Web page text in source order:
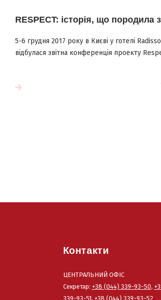
RESPECT: історія, що породила
5-6 грудня 2017 року в Києві у готелі
відбулася звітна конференція проекту
Контакти
ЦЕНТРАЛЬНИЙ ОФІС
Секретар: +38 (044) 339-93-50,
339-93-51, +38 (044) 339-93-52